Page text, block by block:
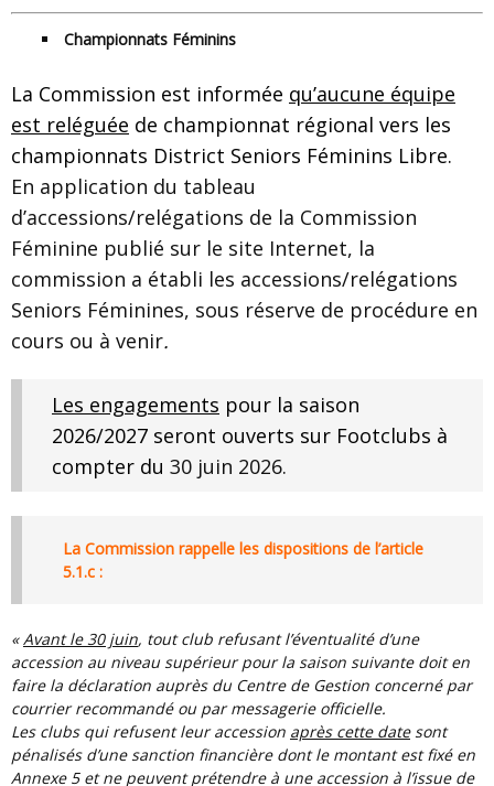
Championnats Féminins
La Commission est informée qu’aucune équipe
est reléguée de championnat régional vers les
championnats District Seniors Féminins Libre.
En application du tableau
d’accessions/relégations de la Commission
Féminine publié sur le site Internet, la
commission a établi les accessions/relégations
Seniors Féminines, sous réserve de procédure en
cours ou à venir.
Les engagements pour la saison
2026/2027 seront ouverts sur Footclubs à
compter du 30 juin 2026.
La Commission rappelle les dispositions de l’article
5.1.c :
« Avant le 30 juin, tout club refusant l’éventualité d’une
accession au niveau supérieur pour la saison suivante doit en
faire la déclaration auprès du Centre de Gestion concerné par
courrier recommandé ou par messagerie officielle.
Les clubs qui refusent leur accession après cette datesont
pénalisés d’une sanction financière dont le montant est fixé en
Annexe 5 et ne peuvent prétendre à une accession à l’issue de